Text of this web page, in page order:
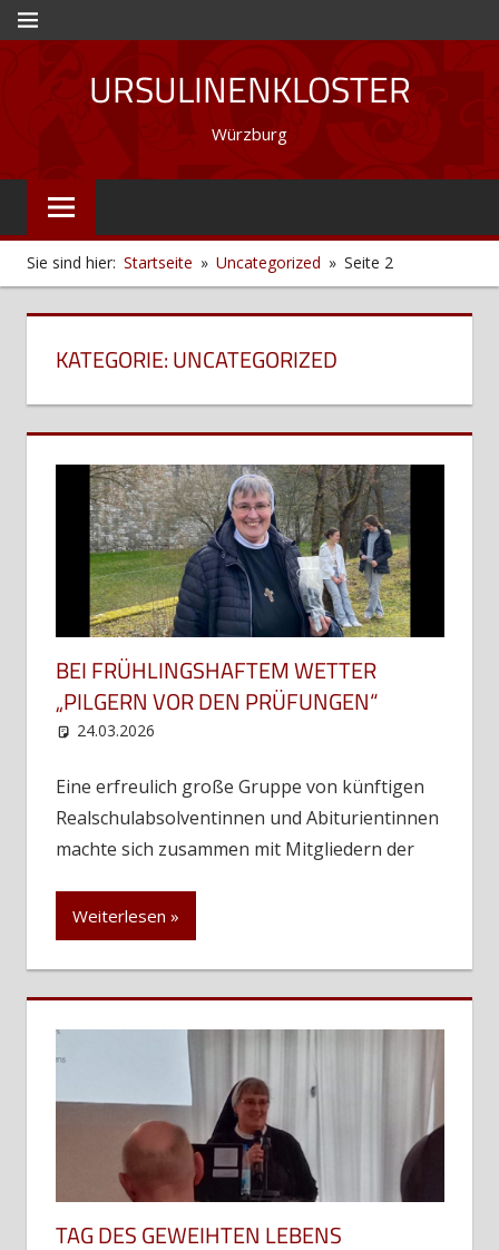
Zum
Inhalt
MENÜ
URSULINENKLOSTER
Würzburg
Sie sind hier: Startseite Uncategorized Seite 2
KATEGORIE:UNCATEGORIZED
BEI FRÜHLINGSHAFTEM WETTER
„PILGERN VOR DEN PRÜFUNGEN“
24.03.2026
Eine erfreulich große Gruppe von künftigen
Realschulabsolventinnen und Abiturientinnen
machte sich zusammen mit Mitgliedern der
Weiterlesen
TAG DES GEWEIHTEN LEBENS